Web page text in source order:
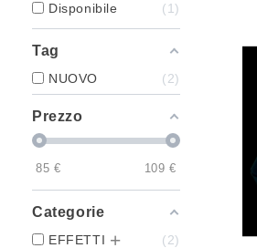
Disponibile 1
Tag
NUOVO 2
Prezzo
85 € 109 €
Categorie
EFFETTI
2